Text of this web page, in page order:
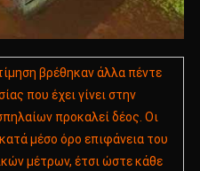
βρέθηκαν άλλα πέντε
που έχει γίνει στην
προκαλεί δέος. Οι
μέσο όρο επιφάνεια του
μέτρων, έτσι ώστε κάθε